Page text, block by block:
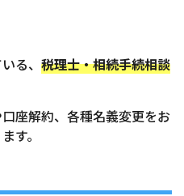
る、 税理士・相続手続相談
座解約、各種名義変更をお
す。